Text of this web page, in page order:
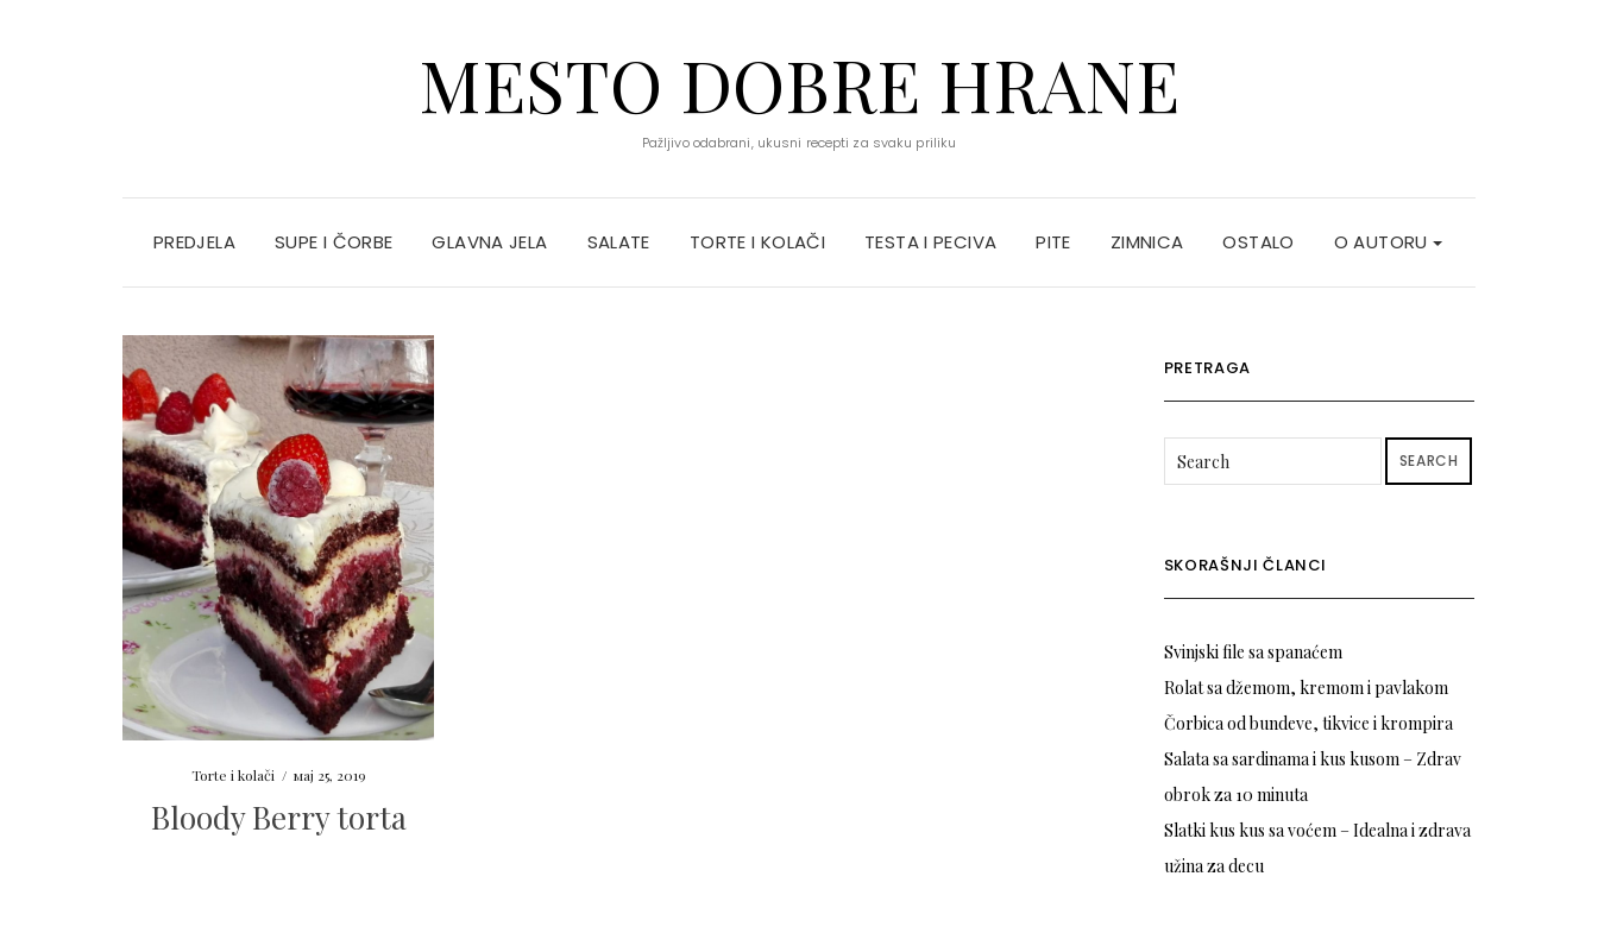
MESTO DOBRE HRANE
Pažljivo odabrani, ukusni recepti za svaku priliku
PREDJELA SUPE I ČORBE GLAVNA JELA SALATE TORTE I KOLAČI TESTA I PECIVA PITE ZIMNICA OSTALO O AUTORU
Torte i kolači / мај 25, 2019
Bloody Berry torta
PRETRAGA
SEARCH
SKORAŠNJI ČLANCI
Svinjski file sa spanaćem
Rolat sa džemom, kremom i pavlakom
Čorbica od bundeve, tikvice i krompira
Salata sa sardinama i kus kusom – Zdrav
obrok za 10 minuta
Slatki kus kus sa voćem – Idealna i zdrava
užina za decu